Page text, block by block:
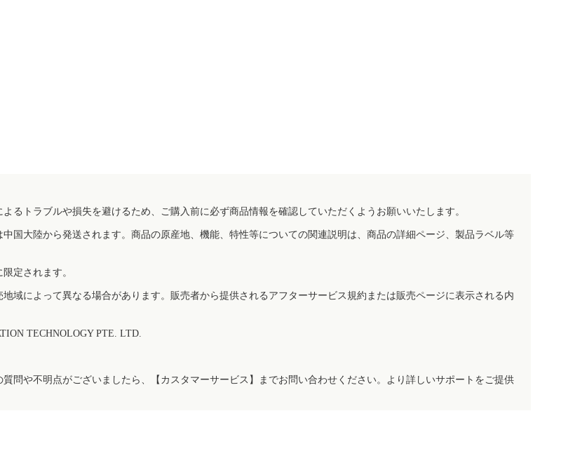
るトラブルや損失を避けるため、ご購入前に必ず商品情報を確認していただくようお願いいたします。
国大陸から発送されます。商品の原産地、機能、特性等についての関連説明は、商品の詳細ページ、製品ラベル等
定されます。
域によって異なる場合があります。販売者から提供されるアフターサービス規約または販売ページに表示される内
TECHNOLOGY PTE. LTD.
問や不明点がございましたら、【カスタマーサービス】までお問い合わせください。より詳しいサポートをご提供